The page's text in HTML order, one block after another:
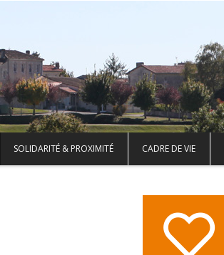
SOLIDARITÉ & PROXIMITÉ CADRE DE VIE